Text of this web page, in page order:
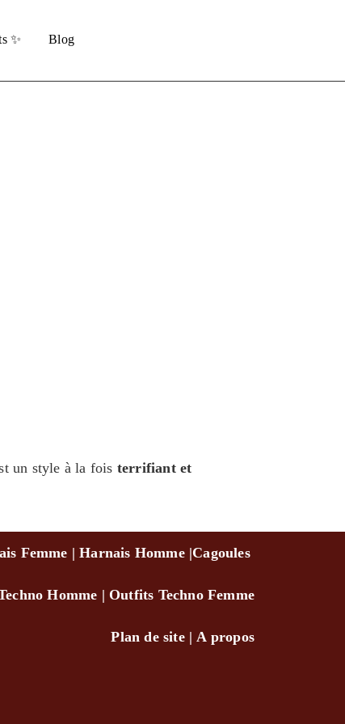
✨ Blog
un style à la fois terrifiant et
Femme |Harnais Homme|Cagoules
Homme | Outfits Techno Femme
Plan de site| A propos